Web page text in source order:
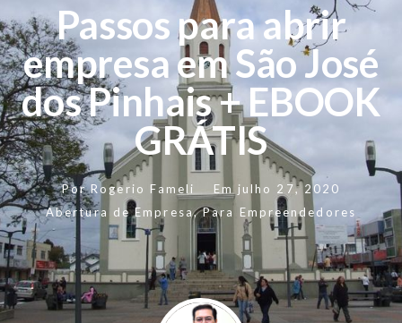
Passos para abrir
empresa em São José
dos Pinhais + EBOOK
GRÁTIS
PorRogerio Fameli Em julho 27, 2020
Abertura de Empresa,Para Empreendedores